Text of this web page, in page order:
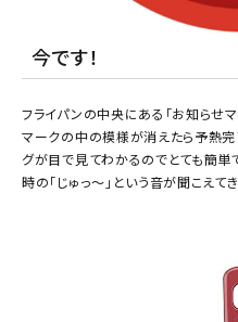
今です！
フライパンの中央にある「お知らせマ
マークの中の模様が消えたら予熱完
グが目で見てわかるのでとても簡単
時の「じゅっ～」という音が聞こえてき